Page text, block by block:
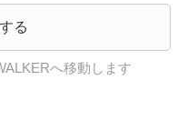
る
へ移動します